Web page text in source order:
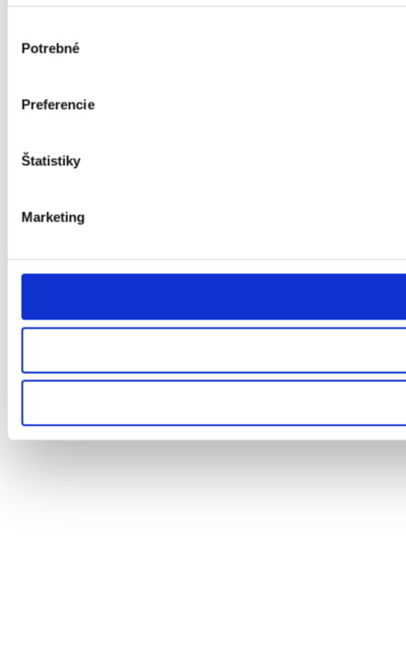
súhlasu
Potrebné
Preferencie
Štatistiky
Marketing